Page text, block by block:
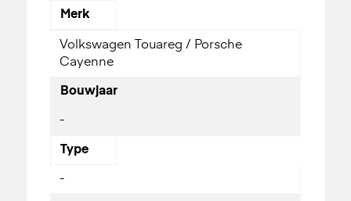
Merk
Volkswagen Touareg / Porsche
Cayenne
Bouwjaar
-
Type
-